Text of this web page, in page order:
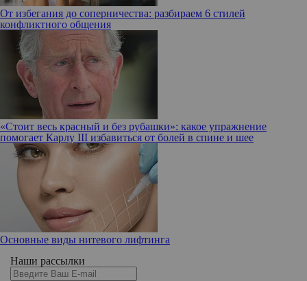
От избегания до соперничества: разбираем 6 стилей
конфликтного общения
«Стоит весь красный и без рубашки»: какое упражнение
помогает Карлу III избавиться от болей в спине и шее
Основные виды нитевого лифтинга
Наши рассылки